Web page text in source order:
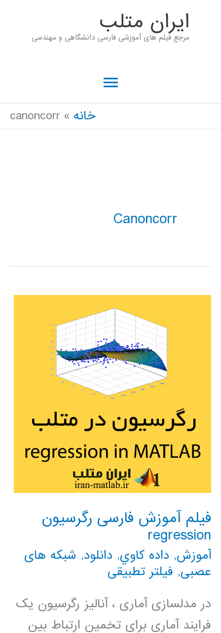
ايران متلب
مرجع فیلم های آموزشی فارسی دانشگاهی و مهندسی
فهرست
اصلی
خانه canoncorr
Canoncorr
فیلم آموزش فارسی رگرسیون
regression
آموزش, داده كاوي, دانلود, شبکه های
عصبی, فیلتر تطبیقی
در مدلسازی آماری ، آنالیز رگرسیون یک
فرایند آماری برای تخمین ارتباط بین